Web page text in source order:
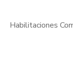
Habilitaciones